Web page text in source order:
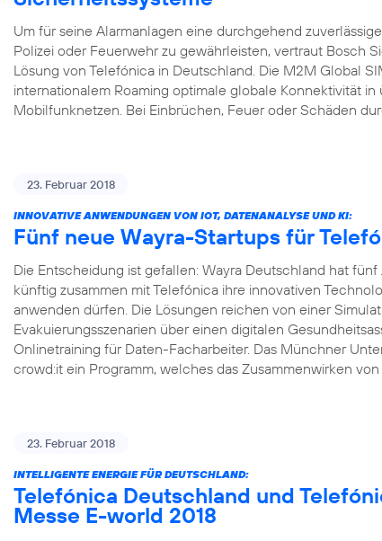
Um für seine Alarmanlagen eine durchgehend
Polizei oder Feuerwehr zu gewährleisten, vertraut Bosch
Lösung von Telefónica in Deutschland. Die M2M Global
internationalem Roaming optimale globale Konnektivität
Mobilfunknetzen. Bei Einbrüchen, Feuer oder Schäden
23. Februar 2018
INNOVATIVE ANWENDUNGEN VON IOT, DATENANALYSE UND KI:
Fünf neue Wayra-Startups für
Die Entscheidung ist gefallen: Wayra Deutschland hat
künftig zusammen mit Telefónica ihre innovativen
anwenden dürfen. Die Lösungen reichen von einer
Evakuierungsszenarien über einen digitalen
Onlinetraining für Daten-Facharbeiter. Das Münchner
crowd:it ein Programm, welches das Zusammenwirken
23. Februar 2018
INTELLIGENTE ENERGIE FÜR DEUTSCHLAND:
Telefónica Deutschland und
Messe E-world 2018